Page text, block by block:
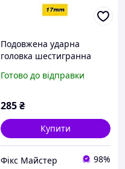
Подовжена ударна
головка шестигранна
vanadium
Готово до відправки
285₴
Купити
Фікс Майстер 98%